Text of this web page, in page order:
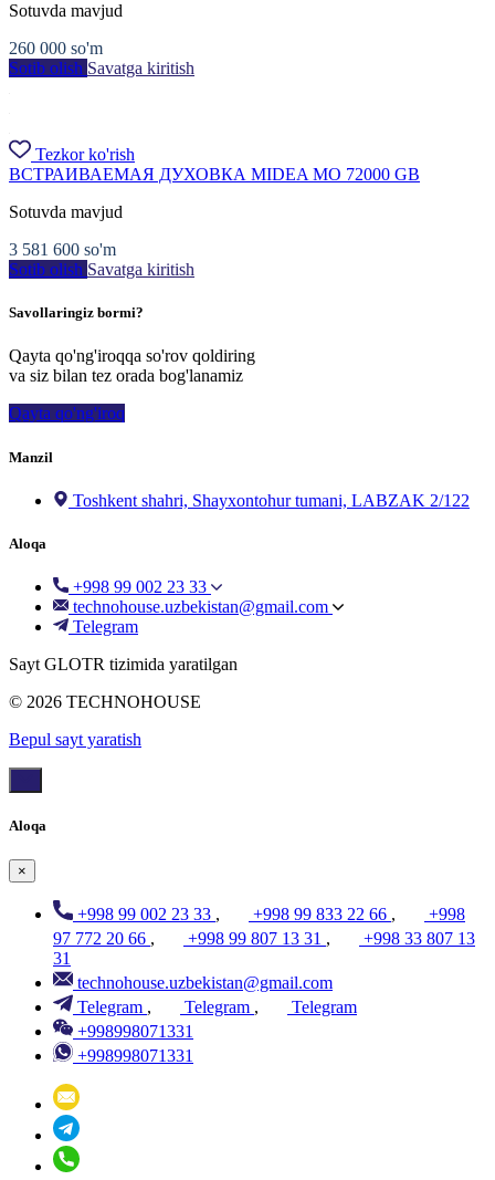
Sotuvda mavjud
260 000 so'm
Sotib olish Savatga kiritish
Tezkor ko'rish
ВСТРАИВАЕМАЯ ДУХОВКА MIDEA MO 72000 GB
Sotuvda mavjud
3 581 600 so'm
Sotib olish Savatga kiritish
Savollaringiz bormi?
Qayta qo'ng'iroqqa so'rov qoldiring
va siz bilan tez orada bog'lanamiz
Qayta qo'ng'iroq
Manzil
Toshkent shahri, Shayxontohur tumani, LABZAK 2/122
Aloqa
+998 99 002 23 33
technohouse.uzbekistan@gmail.com
Telegram
Sayt GLOTR tizimida yaratilgan
© 2026 TECHNOHOUSE
Bepul sayt yaratish
Aloqa
×
+998 99 002 23 33 , +998 99 833 22 66 ,
+998
97 772 20 66 , +998 99 807 13 31 ,
+998 33 807 13
31
technohouse.uzbekistan@gmail.com
Telegram , Telegram ,
Telegram
+998998071331
+998998071331